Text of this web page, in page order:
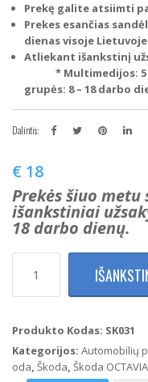
Prekę galite atsiimti
Prekes esančias
dienas visoje
Atliekant išankstinį
* Multimedijos: 5 –
grupės: 8 – 18 darbo
Dalintis:
€ 18
Prekės šiuo
išankstiniai
18 darbo dienų.
kiekis:
1Z
perjungimo
svirtis
Produkto Kodas: SK031
Kategorijos: Automobilių
oda, Škoda, Škoda